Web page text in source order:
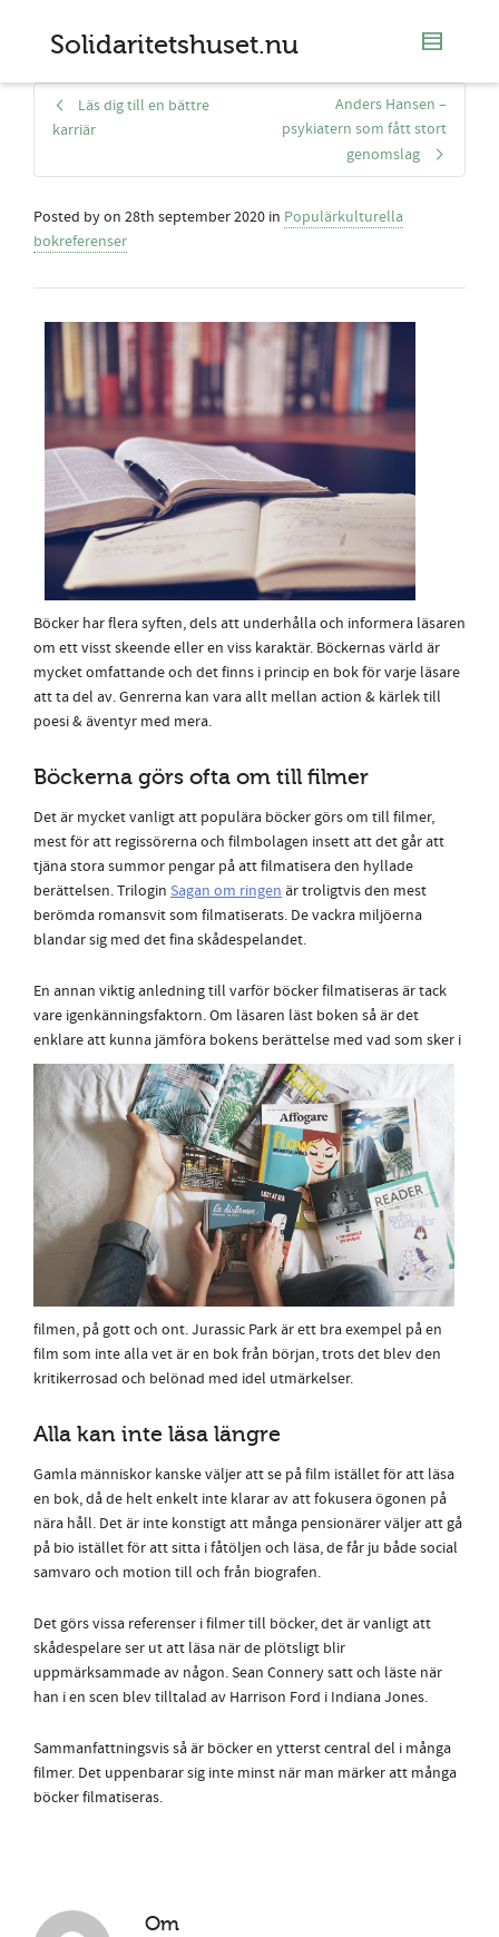
Solidaritetshuset.nu
Läs dig till en bättre
karriär
Anders Hansen –
psykiatern som fått stort
genomslag
Posted byon 28th september 2020 in Populärkulturella
bokreferenser
Böcker har flera syften, dels att underhålla och informera läsaren
om ett visst skeende eller en viss karaktär. Böckernas värld är
mycket omfattande och det finns i princip en bok för varje läsare
att ta del av. Genrerna kan vara allt mellan action & kärlek till
poesi & äventyr med mera.
Böckerna görs ofta om till filmer
Det är mycket vanligt att populära böcker görs om till filmer,
mest för att regissörerna och filmbolagen insett att det går att
tjäna stora summor pengar på att filmatisera den hyllade
berättelsen. Trilogin Sagan om ringen är troligtvis den mest
berömda romansvit som filmatiserats. De vackra miljöerna
blandar sig med det fina skådespelandet.
En annan viktig anledning till varför böcker filmatiseras är tack
vare igenkänningsfaktorn. Om läsaren läst boken så är det
enklare att kunna jämföra bokens berättelse med vad som sker i
filmen, på gott och ont. Jurassic Park är ett bra exempel på en
film som inte alla vet är en bok från början, trots det blev den
kritikerrosad och belönad med idel utmärkelser.
Alla kan inte läsa längre
Gamla människor kanske väljer att se på film istället för att läsa
en bok, då de helt enkelt inte klarar av att fokusera ögonen på
nära håll. Det är inte konstigt att många pensionärer väljer att gå
på bio istället för att sitta i fåtöljen och läsa, de får ju både social
samvaro och motion till och från biografen.
Det görs vissa referenser i filmer till böcker, det är vanligt att
skådespelare ser ut att läsa när de plötsligt blir
uppmärksammade av någon. Sean Connery satt och läste när
han i en scen blev tilltalad av Harrison Ford i Indiana Jones.
Sammanfattningsvis så är böcker en ytterst central del i många
filmer. Det uppenbarar sig inte minst när man märker att många
böcker filmatiseras.
Om